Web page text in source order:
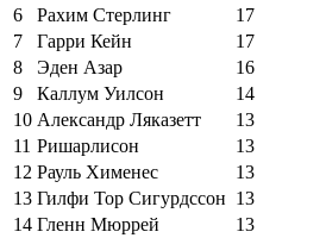
6
Рахим Стерлинг
17
7
Гарри Кейн
17
8
Эден Азар
16
9
Каллум Уилсон
14
10 Александр Ляказетт
13
11 Ришарлисон
13
12 Рауль Хименес
13
13 Гилфи Тор Сигурдссон 13
14 Гленн Мюррей
13